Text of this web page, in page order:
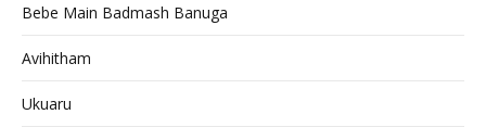
Bebe Main Badmash Banuga
Avihitham
Ukuaru